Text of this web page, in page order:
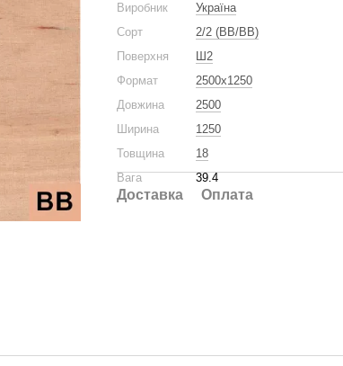
Виробник
Україна
Сорт
2/2 (BB/BB)
Поверхня
Ш2
Формат
2500x1250
Довжина
2500
Ширина
1250
Товщина
18
Вага
39.4
Доставка Оплата